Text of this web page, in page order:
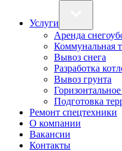
Услуги
Аренда
Коммунальная
Вывоз снега
Разработка
Вывоз грунта
Подготовка
Ремонт спецтехники
О компании
Вакансии
Контакты